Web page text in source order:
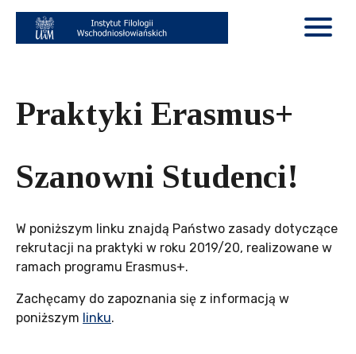
Praktyki Erasmus+
Szanowni Studenci!
W poniższym linku znajdą Państwo zasady dotyczące
rekrutacji na praktyki w roku 2019/20, realizowane w
ramach programu Erasmus+.
Zachęcamy do zapoznania się z informacją w
poniższym linku.